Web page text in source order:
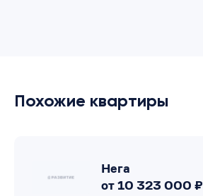
Похожие квартиры
Нега
от 10 323 000 ₽